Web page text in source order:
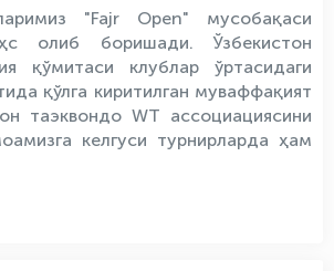
"Fajr Open" мусобақаси
олиб боришади. Ўзбекистон
қўмитаси клублар ўртасидаги
қўлга киритилган муваффақият
таэквондо WT ассоциациясини
келгуси турнирларда ҳам